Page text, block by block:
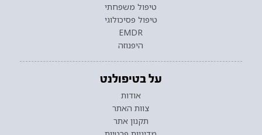
טיפול משפחתי
טיפול פסיכולוגי
EMDR
היפנוזה
על בטיפולנט
אודות
צוות האתר
תקנון אתר